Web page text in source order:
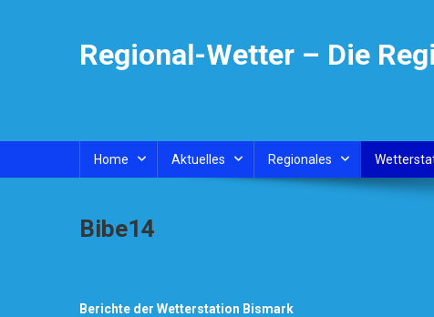
Regional-Wetter – Die
Home Aktuelles Regionales
Bibe14
Berichte der Wetterstation Bismark